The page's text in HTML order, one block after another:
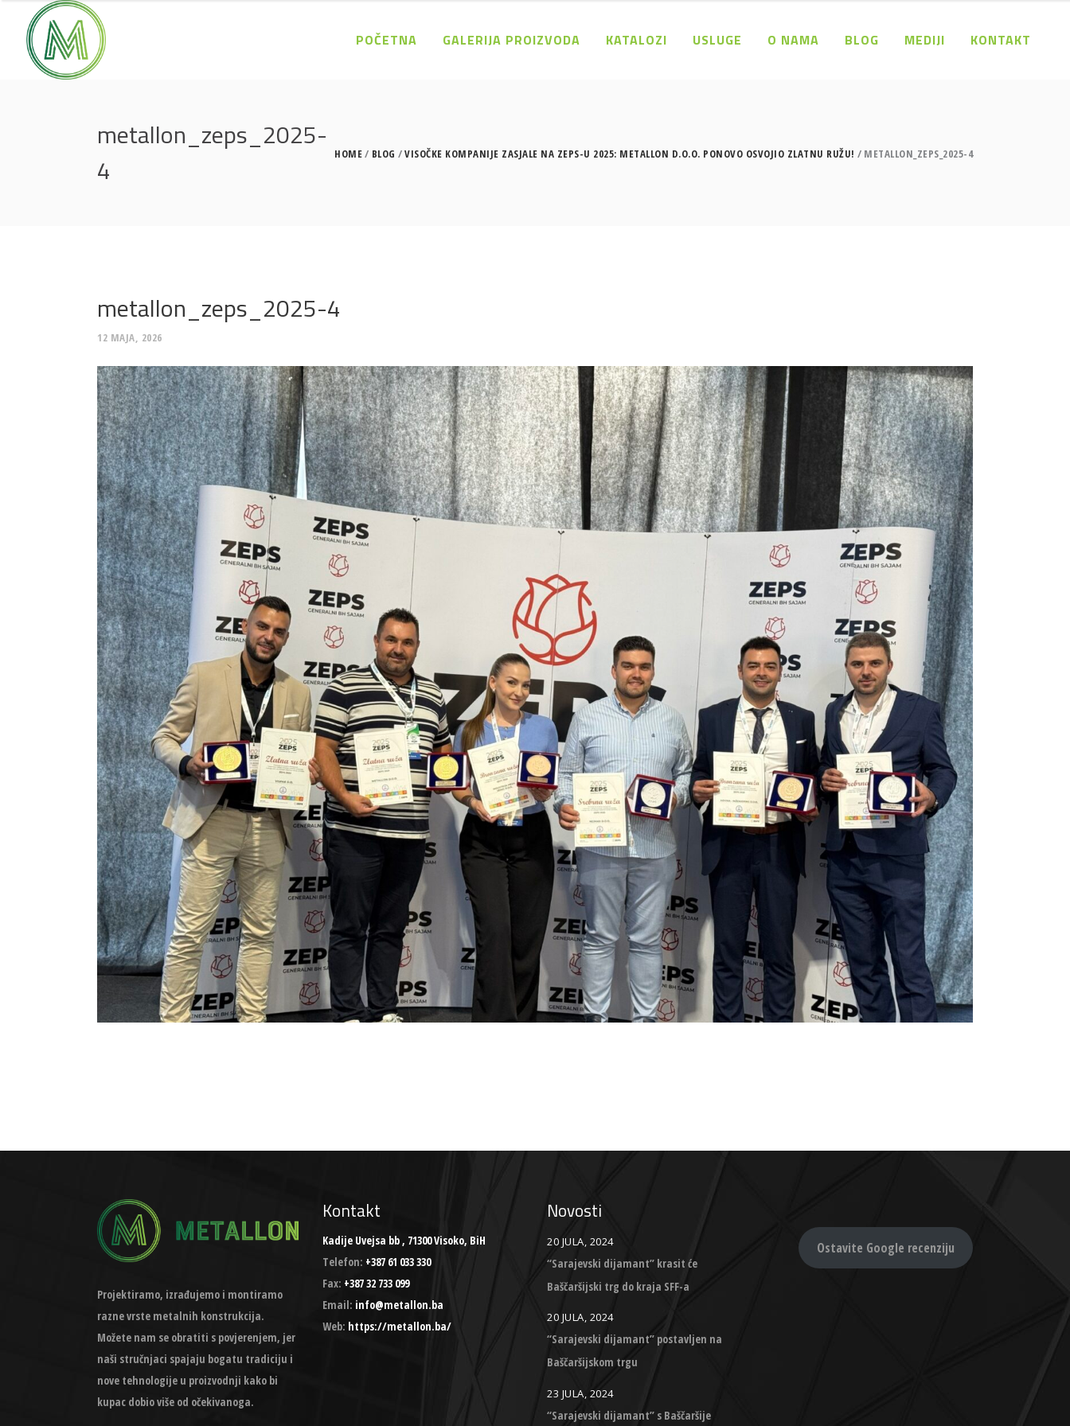
POČETNA GALERIJA PROIZVODA KATALOZI USLUGE O NAMA BLOG MEDIJI KONTAKT
metallon_zeps_2025-
4
HOME BLOG VISOČKE KOMPANIJE ZASJALE NA ZEPS-U 2025: METALLON D.O.O. PONOVO OSVOJIO ZLATNU RUŽU! METALLON_ZEPS_2025-4
metallon_zeps_2025-4
12 MAJA, 2026
Projektiramo, izrađujemo i montiramo
razne vrste metalnih konstrukcija.
Možete nam se obratiti s povjerenjem, jer
naši stručnjaci spajaju bogatu tradiciju i
nove tehnologije u proizvodnji kako bi
kupac dobio više od očekivanoga.
Kontakt
Kadije Uvejsa bb , 71300 Visoko, BiH
Telefon: +387 61 033 330
Fax: +387 32 733 099
Email: info@metallon.ba
Web: https://metallon.ba/
Novosti
20 JULA, 2024
“Sarajevski dijamant” krasit će
Baščaršijski trg do kraja SFF-a
20 JULA, 2024
“Sarajevski dijamant” postavljen na
Baščaršijskom trgu
23 JULA, 2024
“Sarajevski dijamant” s Baščaršije
Ostavite Google recenziju